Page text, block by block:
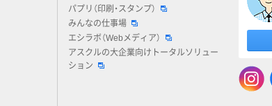
パプリ（印刷・スタンプ）
みんなの仕事場
エシラボ（Webメディア）
アスクルの大企業向けトータルソリュー
ション